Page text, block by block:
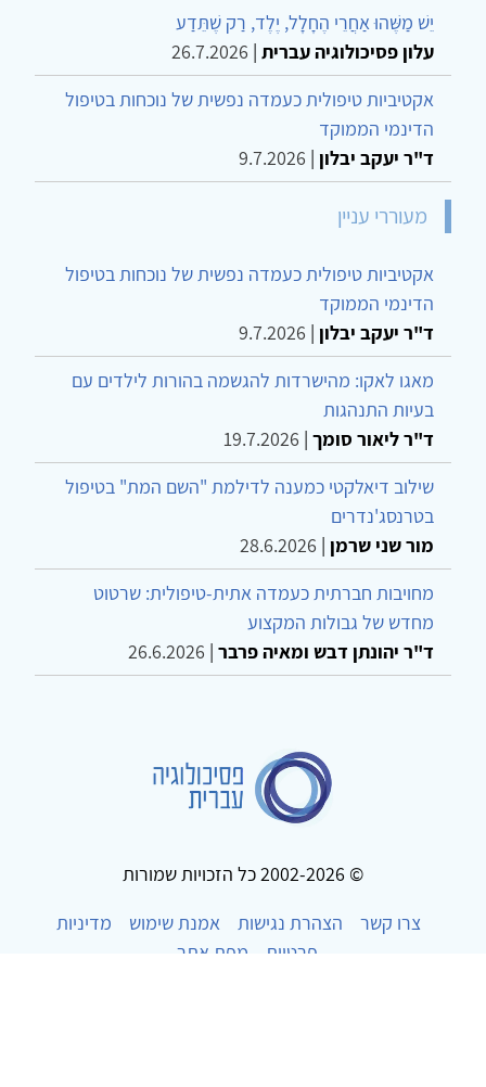
יֵשׁ מַשֶּׁהוּ אַחֲרֵי הֶחָלָל, יֶלֶד, רַק שֶׁתֵּדַע
עלון פסיכולוגיה עברית |
26.7.2026
אקטיביות טיפולית כעמדה נפשית של נוכחות בטיפול
הדינמי הממוקד
ד"ר יעקב יבלון |
9.7.2026
מעוררי עניין
אקטיביות טיפולית כעמדה נפשית של נוכחות בטיפול
הדינמי הממוקד
ד"ר יעקב יבלון |
9.7.2026
מאגו לאקו: מהישרדות להגשמה בהורות לילדים עם
בעיות התנהגות
ד"ר ליאור סומך |
19.7.2026
שילוב דיאלקטי כמענה לדילמת "השם המת" בטיפול
בטרנסג'נדרים
מור שני שרמן |
28.6.2026
מחויבות חברתית כעמדה אתית-טיפולית: שרטוט
מחדש של גבולות המקצוע
ד"ר יהונתן דבש ומאיה פרבר |
26.6.2026
© 2002-2026 כל הזכויות שמורות
צרו קשר
הצהרת נגישות אמנת שימוש
מדיניות
פרטיות
מפת אתר